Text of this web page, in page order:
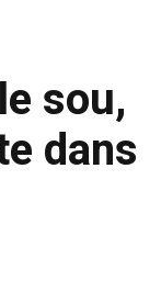
sou,
dans